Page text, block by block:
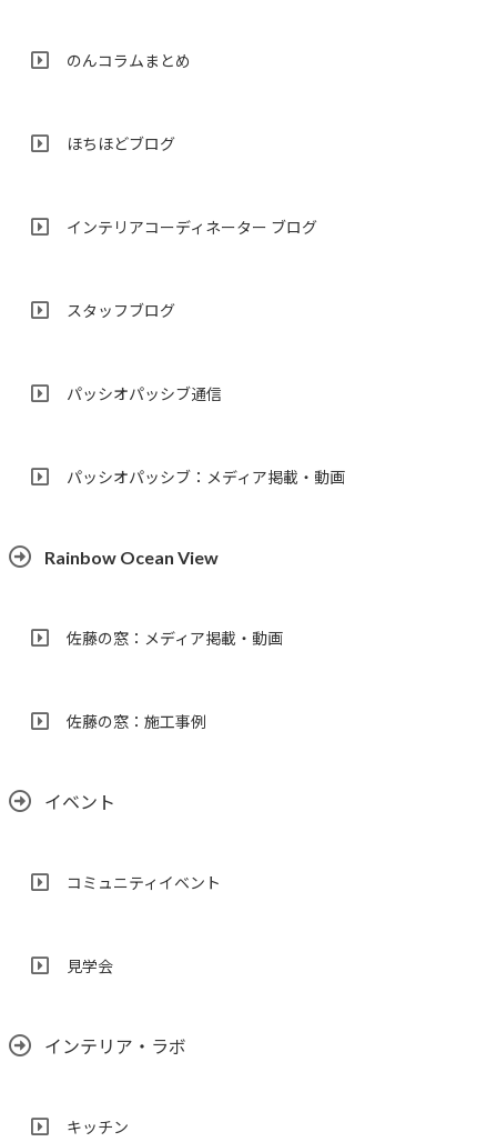
のんコラムまとめ
ほちほどブログ
インテリアコーディネーター ブログ
スタッフブログ
パッシオパッシブ通信
パッシオパッシブ：メディア掲載・動画
Rainbow Ocean View
佐藤の窓：メディア掲載・動画
佐藤の窓：施工事例
イベント
コミュニティイベント
見学会
インテリア・ラボ
キッチン